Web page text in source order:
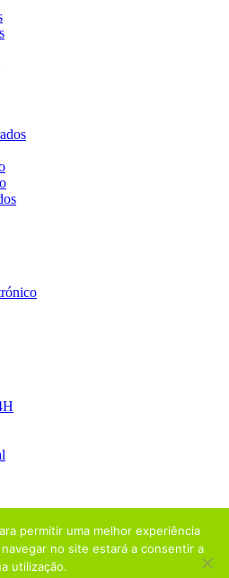
permitir uma melhor experiência
no site estará a consentir a
utilização.